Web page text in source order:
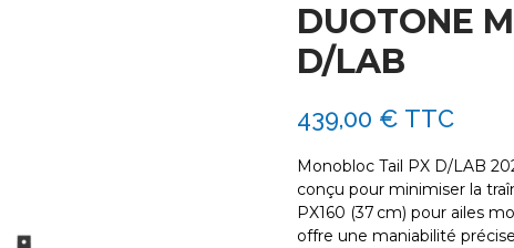
DUOTONE
D/LAB
439,00 € TTC
Monobloc Tail PX D/LAB
conçu pour minimiser la
PX160 (37 cm) pour ailes
offre une maniabilité